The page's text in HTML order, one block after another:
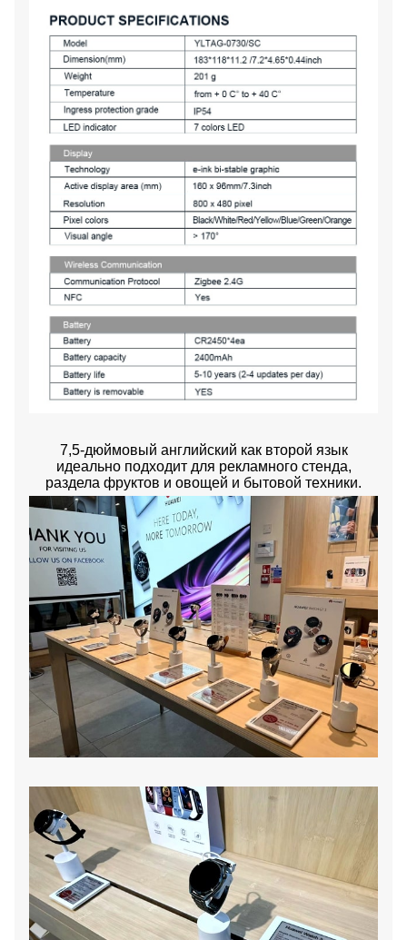
7,5-дюймовый английский как второй язык
идеально подходит для рекламного стенда,
раздела фруктов и овощей и бытовой техники.